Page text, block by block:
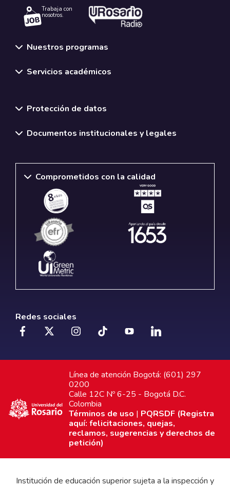
Trabaja con
nosotros.
Nuestros programas
Servicios académicos
Protección de datos
Documentos institucionales y legales
Comprometidos con la calidad
Redes sociales
Línea de atención Bogotá: (601) 297
0200
Calle 12C Nº 6-25 - Bogotá D.C.
Colombia
Términos de uso | PQRSDF (Registra
aquí: felicitaciones, quejas,
reclamos, sugerencias y derechos de
petición)
Institución de educación superior sujeta a la inspección y